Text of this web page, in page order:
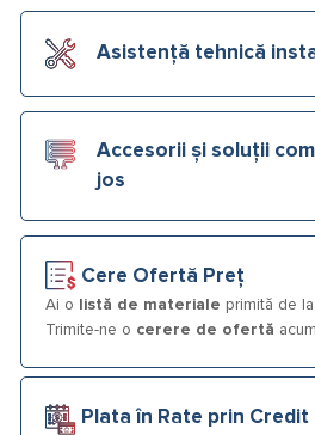
Asistență tehnică
Accesorii și soluții
jos
Cere Ofertă Preț
Ai o listă de materiale primită de
Trimite-ne o cerere de ofertă
Plata în Rate prin